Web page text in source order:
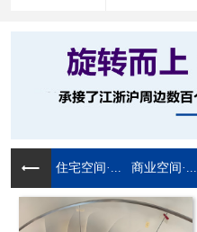
住宅空间·... 商业空间·...